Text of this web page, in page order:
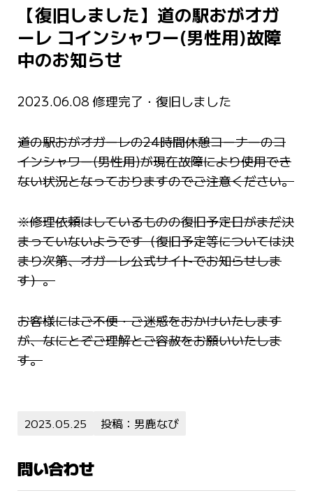
【復旧しました】道の駅おがオガ
ーレ コインシャワー(男性用)故障
中のお知らせ
2023.06.08 修理完了・復旧しました
道の駅おがオガーレの24時間休憩コーナーのコ
インシャワー(男性用)が現在故障により使用でき
ない状況となっておりますのでご注意ください。
※修理依頼はしているものの復旧予定日がまだ決
まっていないようです（復旧予定等については決
まり次第、オガーレ公式サイトでお知らせしま
す）。
お客様にはご不便・ご迷惑をおかけいたします
が、なにとぞご理解とご容赦をお願いいたしま
す。
2023.05.25 投稿：男鹿なび
問い合わせ